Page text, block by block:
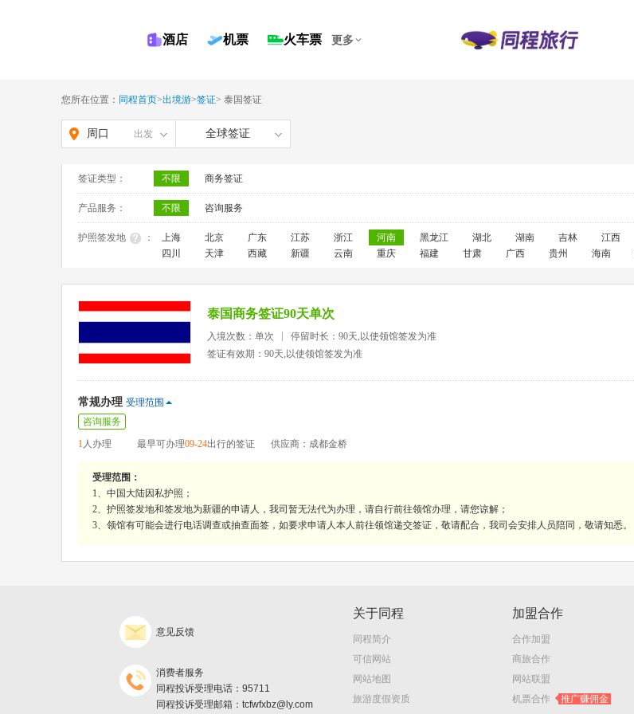
酒店 机票 火车票 更多
您所在位置： 同程首页>出境游>签证> 泰国签证
周口 出发 全球签证
签证类型： 不限 商务签证
产品服务： 不限 咨询服务
护照签发地 ： 上海 北京 广东 江苏 浙江 河南 黑龙江 湖北 湖南 吉林 江西
四川
天津 西藏 新疆 云南 重庆 福建 甘肃 广西 贵州 海南
泰国商务签证90天单次
入境次数：单次
停留时长：90天,以使领馆签发为准
签证有效期：90天,以使领馆签发为准
常规办理 受理范围
咨询服务
1人办理 最早可办理09-24出行的签证 供应商：成都金桥
受理范围：
1、中国大陆因私护照；
2、护照签发地和签发地为新疆的申请人，我司暂无法代为办理，请自行前往领馆办理，请您谅解；
3、领馆有可能会进行电话调查或抽查面签，如要求申请人本人前往领馆递交签证，敬请配合，我司会安排人员陪同，敬请知悉。
意见反馈
消费者服务
同程投诉受理电话：95711
同程投诉受理邮箱：tcfwfxbz@ly.com
关于同程
同程简介
可信网站
网站地图
旅游度假资质
加盟合作
合作加盟
商旅合作
网站联盟
机票合作
推广赚佣金